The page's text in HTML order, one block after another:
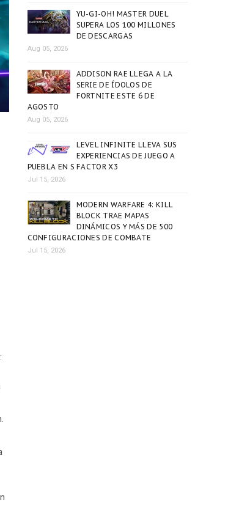
YU-GI-OH! MASTER DUEL
SUPERA LOS 100 MILLONES
DE DESCARGAS
Aug 05, 2026
ADDISON RAE LLEGA A LA
SERIE DE ÍDOLOS DE
FORTNITE ESTE 6 DE
AGOSTO
Aug 05, 2026
LEVEL INFINITE LLEVA SUS
EXPERIENCIAS DE JUEGO A
PUEBLA EN S FACTOR X3
Jul 15, 2026
MODERN WARFARE 4: KILL
BLOCK TRAE MAPAS
DINÁMICOS Y MÁS DE 500
CONFIGURACIONES DE COMBATE
Jul 15, 2026